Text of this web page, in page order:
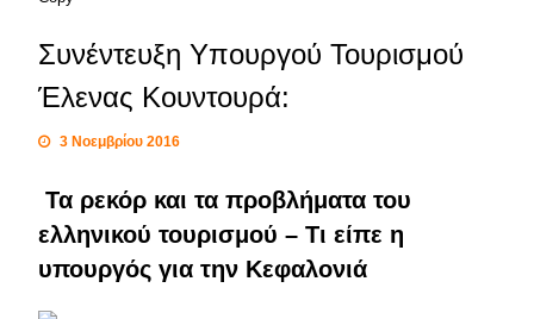
Συνέντευξη Υπουργού Τουρισμού
Έλενας Κουντουρά:
3 Νοεμβρίου 2016
Τα ρεκόρ και τα προβλήματα του
ελληνικού τουρισμού – Τι είπε η
υπουργός για την Κεφαλονιά